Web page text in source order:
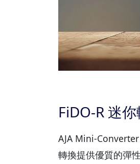
FiDO-R 迷
AJA Mini-
轉換提供優質的彈